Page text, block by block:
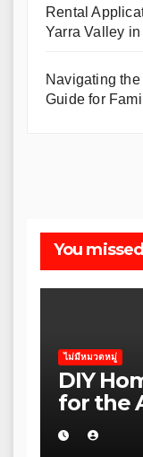
Rental
Yarra Valley
Navigating the
Guide for
You missed
ไม่มีหมวดหมู่
DIY
for the